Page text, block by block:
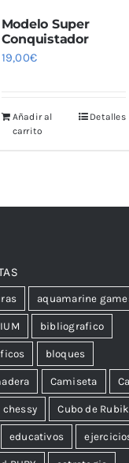
Modelo Super
Conquistador
19,00€
Añadir al
carrito
Detalles
aquamarine
bibliografico
bloques
Camiseta
chessy Cubo de Rubik
educativos